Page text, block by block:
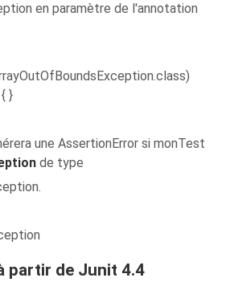
en paramètre de l'annotation
}
une AssertionError si monTest
de type
partir de Junit 4.4